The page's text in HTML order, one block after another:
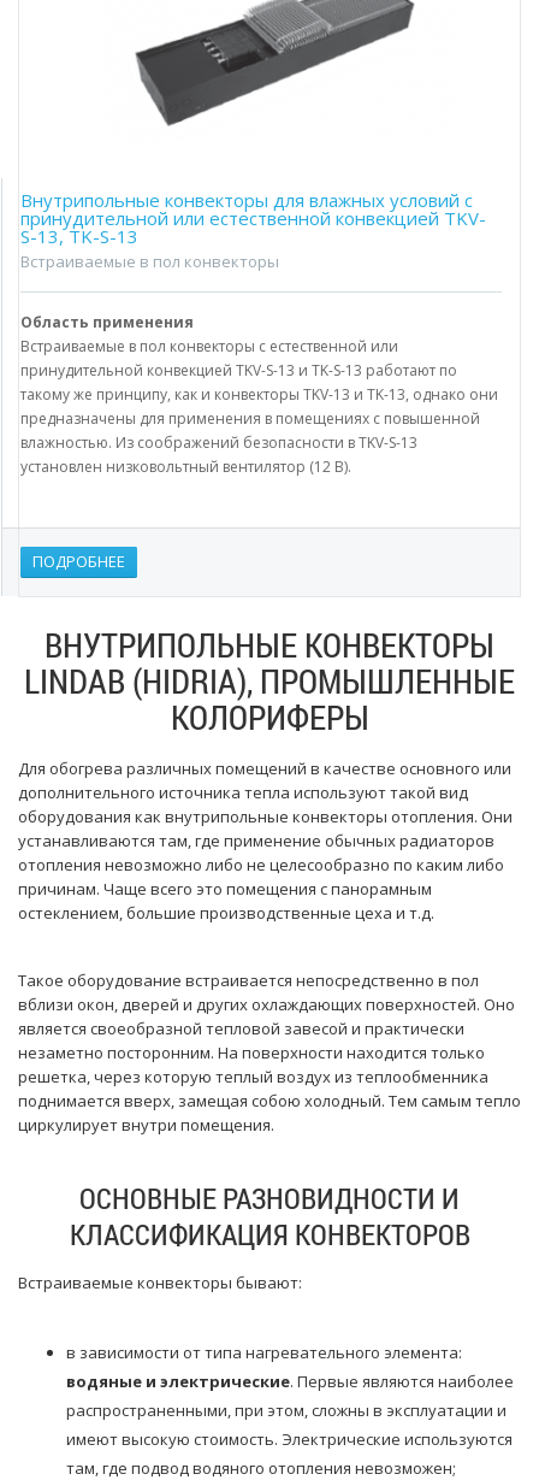
Внутрипольные конвекторы для влажных условий с
принудительной или естественной конвекцией TKV-
S-13, TK-S-13
Встраиваемые в пол конвекторы
Область применения
Встраиваемые в пол конвекторы с естественной или
принудительной конвекцией TKV-S-13 и TK-S-13 работают по
такому же принципу, как и конвекторы TKV-13 и TK-13, однако они
предназначены для применения в помещениях с повышенной
влажностью. Из соображений безопасности в TKV-S-13
установлен низковольтный вентилятор (12 В).
ПОДРОБНЕЕ
ВНУТРИПОЛЬНЫЕ КОНВЕКТОРЫ
LINDAB (HIDRIA), ПРОМЫШЛЕННЫЕ
КОЛОРИФЕРЫ
Для обогрева различных помещений в качестве основного или
дополнительного источника тепла используют такой вид
оборудования как внутрипольные конвекторы отопления. Они
устанавливаются там, где применение обычных радиаторов
отопления невозможно либо не целесообразно по каким либо
причинам. Чаще всего это помещения с панорамным
остеклением, большие производственные цеха и т.д.
Такое оборудование встраивается непосредственно в пол
вблизи окон, дверей и других охлаждающих поверхностей. Оно
является своеобразной тепловой завесой и практически
незаметно посторонним. На поверхности находится только
решетка, через которую теплый воздух из теплообменника
поднимается вверх, замещая собою холодный. Тем самым тепло
циркулирует внутри помещения.
ОСНОВНЫЕ РАЗНОВИДНОСТИ И
КЛАССИФИКАЦИЯ КОНВЕКТОРОВ
Встраиваемые конвекторы бывают:
в зависимости от типа нагревательного элемента:
водяные и электрические. Первые являются наиболее
распространенными, при этом, сложны в эксплуатации и
имеют высокую стоимость. Электрические используются
там, где подвод водяного отопления невозможен;